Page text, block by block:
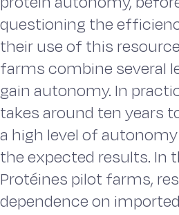
questioning the
their use of this
farms combine several
gain autonomy. In
takes around ten years
a high level of autonomy
the expected results. In
Protéines pilot farms,
dependence on